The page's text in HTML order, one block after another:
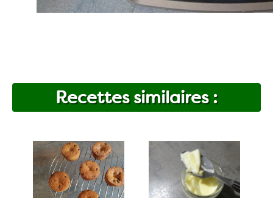
Recettes similaires :